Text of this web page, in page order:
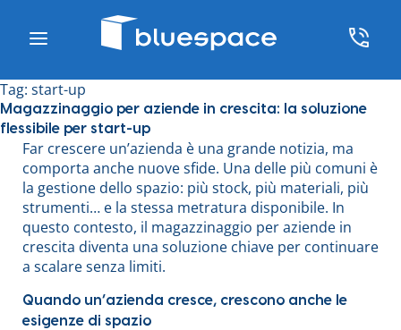
Tag: start-up
Magazzinaggio per aziende in crescita: la soluzione
flessibile per start-up
Far crescere un’azienda è una grande notizia, ma
comporta anche nuove sfide. Una delle più comuni è
la gestione dello spazio: più stock, più materiali, più
strumenti… e la stessa metratura disponibile. In
questo contesto, il magazzinaggio per aziende in
crescita diventa una soluzione chiave per continuare
a scalare senza limiti.
Quando un’azienda cresce, crescono anche le
esigenze di spazio